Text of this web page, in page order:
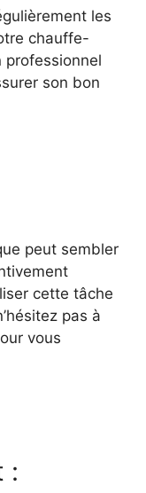
les
chauffe-
professionnel
son bon
peut sembler
cette tâche
pas à
vous
: